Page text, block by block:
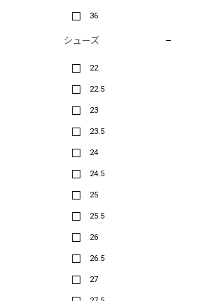
36
シューズ
22
22.5
23
23.5
24
24.5
25
25.5
26
26.5
27